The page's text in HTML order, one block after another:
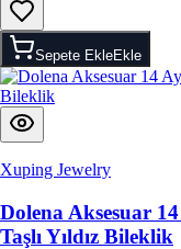
Sepete EkleEkle
Xuping Jewelry
Dolena Aksesuar
Taşlı Yıldız Bileklik